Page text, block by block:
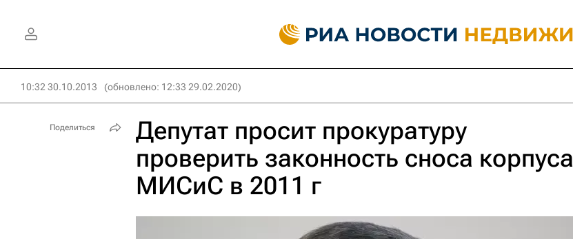
10:32 30.10.2013 (обновлено: 12:33 29.02.2020)
Депутат просит прокуратуру
проверить законность сноса корпуса
МИСиС в 2011 г
Поделиться